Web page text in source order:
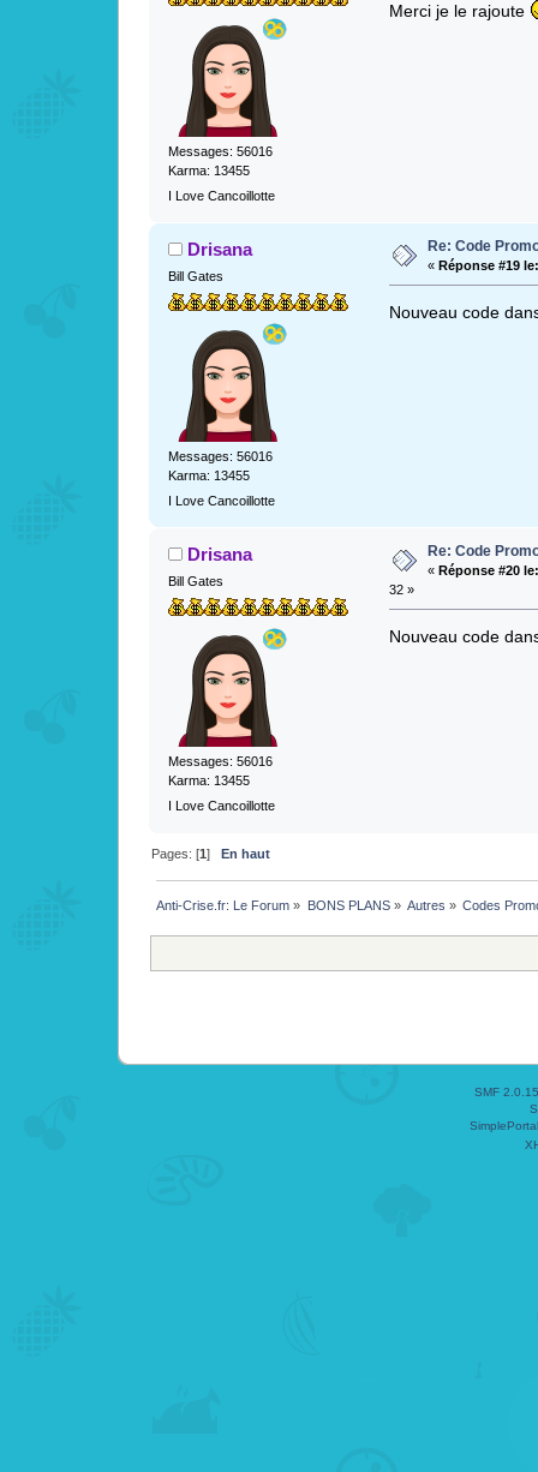
Messages: 56016
Karma: 13455
I Love Cancoillotte
Merci je le rajoute
Drisana
Bill Gates
Messages: 56016
Karma: 13455
I Love Cancoillotte
Re: Code
« Réponse #19 le:
Nouveau code
Drisana
Bill Gates
Messages: 56016
Karma: 13455
I Love Cancoillotte
Re: Code
« Réponse #20 le:
32 »
Nouveau code
Pages: [1] En haut
Anti-Crise.fr: Le Forum » BONS PLANS» Autres » Codes
SMF 2.0.15